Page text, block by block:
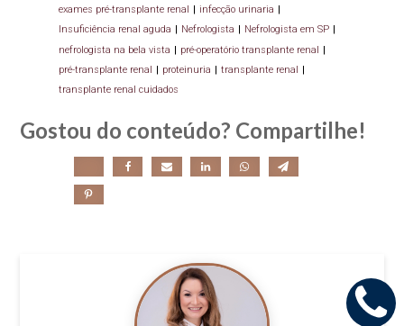
exames pré-transplante renal
infecção urinaria
Insuficiência renal aguda
Nefrologista Nefrologista em SP
nefrologista na bela vista | pré-operatório transplante renal |
pré-transplante renal | proteinuria | transplante renal |
transplante renal cuidados
Gostou do conteúdo? Compartilhe!